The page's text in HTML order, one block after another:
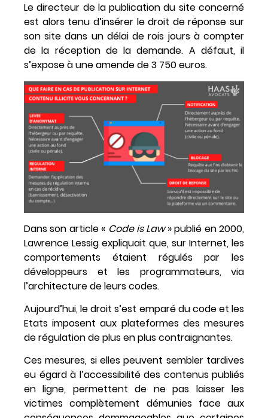
Le directeur de la publication du site concerné
est alors tenu d’insérer le droit de réponse sur
son site dans un délai de rois jours à compter
de la réception de la demande. A défaut, il
s’expose à une amende de 3 750 euros.
Dans son article « Code is Law» publié en 2000,
Lawrence Lessig expliquait que, sur Internet, les
comportements étaient régulés par les
développeurs et les programmateurs, via
l’architecture de leurs codes.
Aujourd’hui, le droit s’est emparé du code et les
Etats imposent aux plateformes des mesures
de régulation de plus en plus contraignantes.
Ces mesures, si elles peuvent sembler tardives
eu égard à l’accessibilité des contenus publiés
en ligne, permettent de ne pas laisser les
victimes complètement démunies face aux